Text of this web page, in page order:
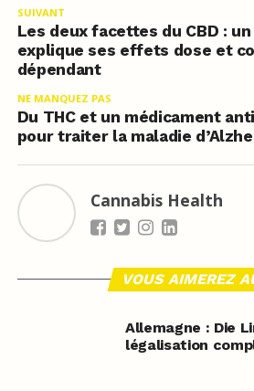
SUIVANT
Les deux facettes du CBD :
explique ses effets dose et
dépendant
NE MANQUEZ PAS
Du THC et un médicament
pour traiter la maladie
Cannabis Health
VOUS AIMEREZ
Allemagne : Die
légalisation